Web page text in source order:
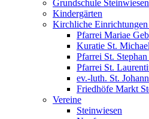
Grundschule Steinwiesen
Kindergärten
Kirchliche
Pfarrei Mariae
Kuratie St.
Pfarrei St.
Pfarrei St.
ev.-luth. St.
Friedhöfe Markt
Vereine
Steinwiesen